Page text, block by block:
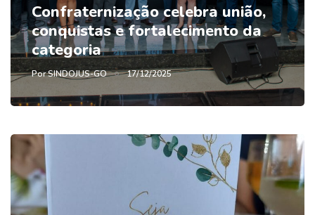
Confraternização celebra união,
conquistas e fortalecimento da
categoria
PorSINDOJUS-GO 17/12/2025